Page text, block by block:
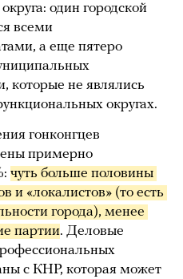
один городской
всеми
а еще пятеро
которые не являлись
округах.
гонконгцев
примерно
чуть больше половины
«локалистов» (то есть
города), менее
партии. Деловые
с КНР, которая может